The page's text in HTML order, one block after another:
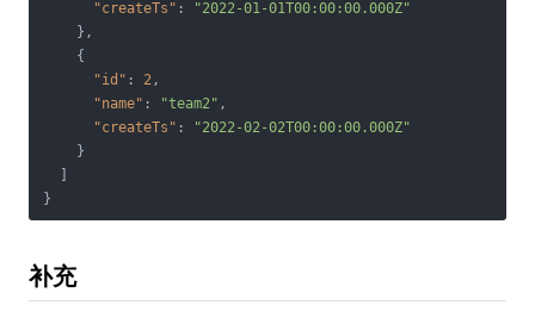
"createTs" :
"2022-01-01T00:00:00.000Z"
    },
    {
"id" : 2,
"name" : "team2" ,
"createTs" :
"2022-02-02T00:00:00.000Z"
    }
}
补充